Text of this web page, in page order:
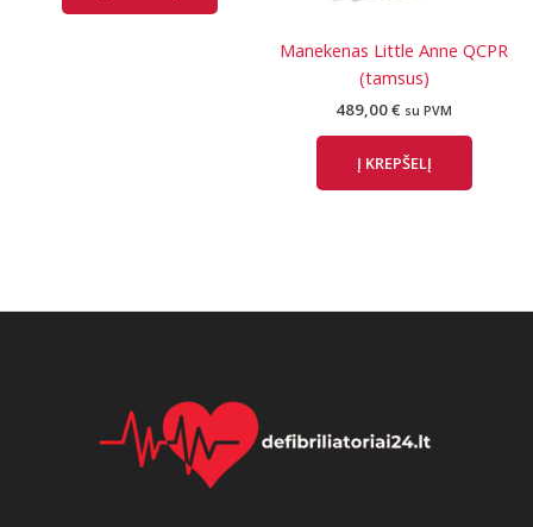
Manekenas Little Anne QCPR
(tamsus)
489,00€ su PVM
Į KREPŠELĮ